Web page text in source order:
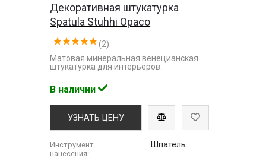
Декоративная штукатурка
Spatula Stuhhi Opaco
(2)
Матовая минеральная венецианская
штукатурка для интерьеров.
В наличии
УЗНАТЬ ЦЕНУ
Инструмент
нанесения:
Шпатель